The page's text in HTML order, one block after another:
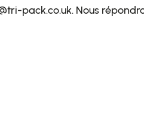
pack.co.uk. Nous